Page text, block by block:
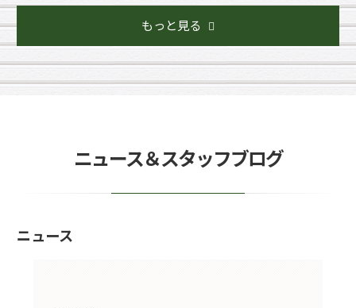
もっと見る
ニュース＆スタッフブログ
ニュース